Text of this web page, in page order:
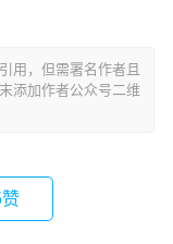
用，但需署名作者且
添加作者公众号二维
赞